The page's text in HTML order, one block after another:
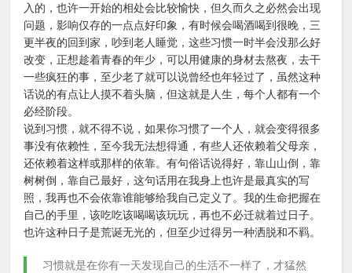
入的，也许一开始的相处会比较愉快，但久而久之必然会出现
问题，影响仅存的一点点好印象，有时候会喝酒喝到很晚，三
更半夜的回到家，吵到老人睡觉，这些习惯一时半会没那么好
改变，正想趁着青春的年少，可以用健康的身材去熬夜，去干
一些疯狂的事，至少老了就可以说曾经也年轻过了，虽然这种
话说的有点让人摸不着头脑，但这就是人生，每个人都有一个
必经阶段。
说到习惯，就不得不说，如果你习惯了一个人，就会变得很多
事没有依赖性，至今我无法想得通，有些人还依赖着父母亲，
还依赖着这样或那样的依靠。有句俗话说得好，靠山山倒，靠
树树倒，靠自己最好，这句话用在我身上也许是最真实的写
照，我再也不会依靠谁能够给我自己定义了。我的生命把握在
自己的手里，该吃吃该喝喝该玩玩，再也不必迁就着过日子。
也许这种日子是荒诞无光的，但至少过得另一种洒脱和不羁。
习惯就是在你有一天发现自己的生活不一样了，才猛然